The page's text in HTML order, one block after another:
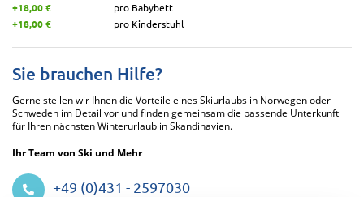
+18,00 €
pro Babybett
+18,00 €
pro Kinderstuhl
Sie brauchen Hilfe?
Gerne stellen wir Ihnen die Vorteile eines Skiurlaubs in Norwegen oder
Schweden im Detail vor und finden gemeinsam die passende Unterkunft
für Ihren nächsten Winterurlaub in Skandinavien.
Ihr Team von Ski und Mehr
+49 (0)431 - 2597030